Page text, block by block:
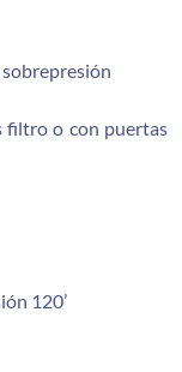
filtro o con puertas
120’